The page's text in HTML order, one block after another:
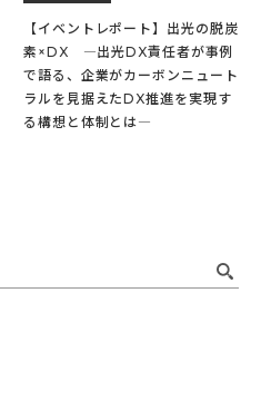
【イベントレポート】出光の脱炭
素×DX ―出光DX責任者が事例
で語る、企業がカーボンニュート
ラルを見据えたDX推進を実現す
る構想と体制とは―